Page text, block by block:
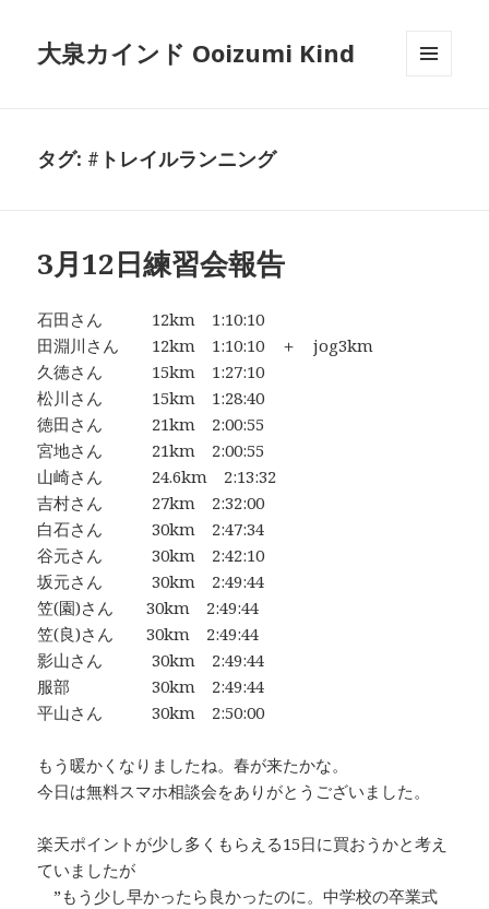
大泉カインド Ooizumi Kind
タグ: #トレイルランニング
3月12日練習会報告
石田さん 12km 1:10:10
田淵川さん 12km 1:10:10 ＋ jog3km
久徳さん 15km 1:27:10
松川さん 15km 1:28:40
徳田さん 21km 2:00:55
宮地さん 21km 2:00:55
山崎さん 24.6km 2:13:32
吉村さん 27km 2:32:00
白石さん 30km 2:47:34
谷元さん 30km 2:42:10
坂元さん 30km 2:49:44
笠(園)さん 30km 2:49:44
笠(良)さん 30km 2:49:44
影山さん 30km 2:49:44
服部 30km 2:49:44
平山さん 30km 2:50:00
もう暖かくなりましたね。春が来たかな。
今日は無料スマホ相談会をありがとうございました。
楽天ポイントが少し多くもらえる15日に買おうかと考え
ていましたが
”もう少し早かったら良かったのに。中学校の卒業式